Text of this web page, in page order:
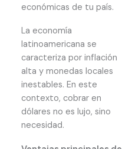
económicas de tu país.
La economía
latinoamericana se
caracteriza por inflación
alta y monedas locales
inestables. En este
contexto, cobrar en
dólares no es lujo, sino
necesidad.